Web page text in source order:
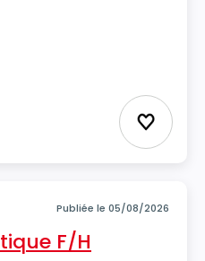
Ajouter
Publiée le 05/08/2026
F/H